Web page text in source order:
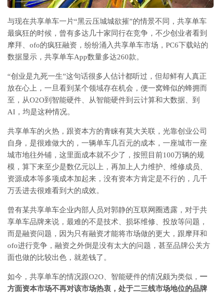
与现在共享单车一片“黑云压城城欲摧”的情景不同，共享单车
最疯狂的时候，曾有多达几十家同行在竞争，不少创业者看到
摩拜、ofo的疯狂融资，纷纷涌入共享单车市场，PC6下载站的
数据显示，共享单车App数量多达260款。
“创业是九死一生”这句话很多人估计都听过，但却鲜有人真正
放在心上，一旦看到某个领域存在机会，便一窝蜂似的蜂拥而
至，从O2O到智能硬件、从智能硬件到云计算和大数据、到
AI，均是这种情况。
共享单车的火热，跟资本方的青睐有莫大关联，光靠创业公司
自身，是很难做大的，一辆单车几百元的成本，一座城市一座
城市地往外铺，这里面成本就不少了，按照目前100万辆的规
模，算下来至少是数亿元以上，再加上人力维护、维修成员、
资源成本等多项成本加起来，没有资本方肯定是不行的，几千
万丢进去很难看到大的成效。
曾有某共享单车企业内部人员对郭静的互联网圈透露，对于共
享单车品牌来说，最难的不是技术、损坏维修、投放等问题，
而是融资问题，因为只有融资才能将市场做的更大，跟摩拜和
ofo进行竞争，融资之外倒是没有太大的问题，甚至品牌公关方
面也做的比较出色，就差钱了。
如今，共享单车的情况跟O2O、智能硬件的情况颇为类似， 一
方面资本市场不再对该市场热衷，处于二三线市场地位的品牌